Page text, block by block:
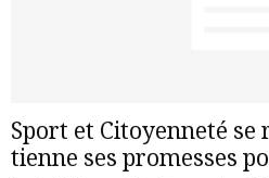
Sport et Citoyenneté se
tienne ses promesses